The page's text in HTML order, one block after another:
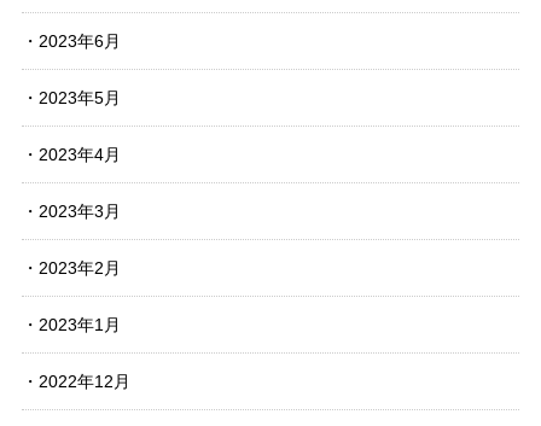
2023年6月
2023年5月
2023年4月
2023年3月
2023年2月
2023年1月
2022年12月